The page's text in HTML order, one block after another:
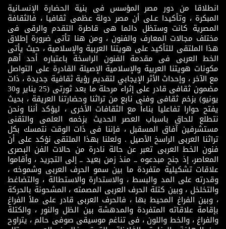
انطلاقا من دور مصر المؤسس فى بنية الحضارة الإنسـانية
المبكرة ، وتأكيدا عـلى أن مصر دولة عظمى ثقافيا ، فالثقافة
المصرية كانت وستظل دائما هى قاطرة التقدم والرقى فى
مختلف مجالات المعارف والفنون ، ومن هنا تأتى ضرورة إطلاق
هذا الملتقى للتأكيد على هويتنا العربية والإسلامية ، حيث يأتى
الخط العربى فى مقدمة الفنون الراسخة باعتباره أحد أهم
مكونات هويتنا العربية والإسلامية الإصيلة القادرة على التواصل
مع الآخر ، وإحداث الأثر الإيجابي لتقديم رؤية ثقافية جديدة ، ذات
مضمون ثقافى قادر على إثراء مرحلة ما بعد ثورتى (25 يناير و30
يونيو) بزخم ثقافى وفنى نابع من تراثنا وحضارتنا العريقة ، بحيث
يفتح حوارا تفاعليا بناءاً مع الثقافات الأخرى ، ليؤكد أننا ونحن
نتطلع للحاق باسباب العصر الحديث بزخمه العلمى والتقنى
مستشرفين آفاق المسقبل ، فإننا فى ذات الوقت نتمسك بكل
تراثنا العربى الراسخ الأصيل . ولعلنا بهذا الملتقى نؤكد على أن
فنون الخط العربى تعبر عن حالة نادرة من حالات الفن البصرى
المعاصر، إذ جنح مبدعوه ــ منذ زمن بعيد ــ إلى التجريد ، وأقاموا
علاقات تشكيلية متفردة ما بين سمو الحرف العربى وشموخه ،
وقدرته على المد والبسط ، والاستدارة والاستطالة ، والتضاغط
والتخلخل ، وبين كتلة الحرف العربى المصمته ، المشحونة بالحركة
، وبين الفراغ المحيط بها ، فالحرف العربى قادر على ملأ الفراغ
بإقامة علاقاته المتفردة والمدهشة بين الظل والنور ، والكتلة
والفراغ ، والخط واللون ، فى تناغم موسيقى صوفى حالم ، يتراوح